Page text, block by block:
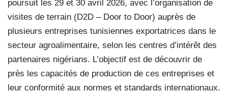
poursuit les 29 et 30 avril 2026, avec l’organisation de
visites de terrain (D2D – Door to Door) auprès de
plusieurs entreprises tunisiennes exportatrices dans le
secteur agroalimentaire, selon les centres d’intérêt des
partenaires nigérians. L’objectif est de découvrir de
près les capacités de production de ces entreprises et
leur conformité aux normes et standards internationaux.